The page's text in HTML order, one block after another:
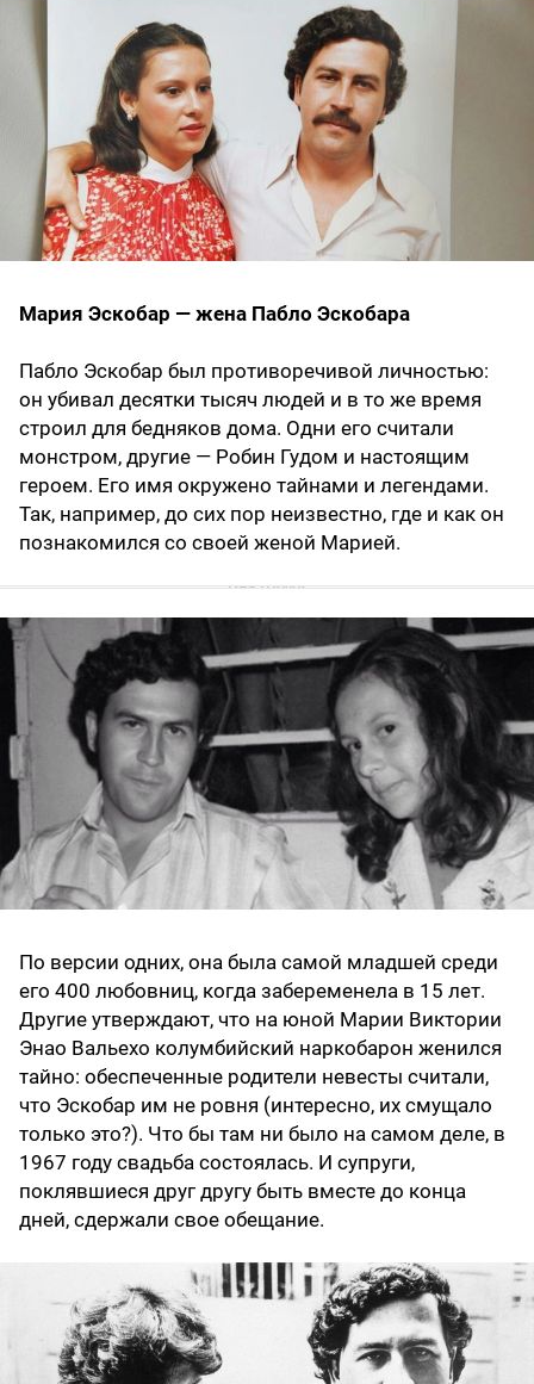
Мария Эскобар — жена Пабло Эскобара
Пабло Эскобар был противоречивой личностью:
он убивал десятки тысяч людей и в то же время
строил для бедняков дома. Одни его считали
монстром, другие — Робин Гудом и настоящим
героем. Его имя окружено тайнами и легендами.
Так, например, до сих пор неизвестно, где и как он
познакомился со своей женой Марией.
По версии одних, она была самой младшей среди
его 400 любовниц, когда забеременела в 15 лет.
Другие утверждают, что на юной Марии Виктории
Энао Вальехо колумбийский наркобарон женился
тайно: обеспеченные родители невесты считали,
что Эскобар им не ровня (интересно, их смущало
только это?). Что бы там ни было на самом деле, в
1967 году свадьба состоялась. И супруги,
поклявшиеся друг другу быть вместе до конца
дней, сдержали свое обещание.